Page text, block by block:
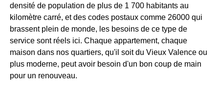
densité de population de plus de 1 700 habitants au
kilomètre carré, et des codes postaux comme 26000 qui
brassent plein de monde, les besoins de ce type de
service sont réels ici. Chaque appartement, chaque
maison dans nos quartiers, qu'il soit du Vieux Valence ou
plus moderne, peut avoir besoin d'un bon coup de main
pour un renouveau.